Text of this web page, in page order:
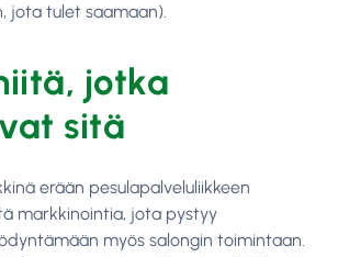
jota tulet saamaan).
jotka
sitä
erään pesulapalveluliikkeen
markkinointia, jota pystyy
myös salongin toimintaan.